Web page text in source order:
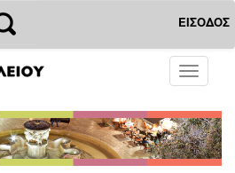
ΕΙΣΟΔΟΣ
Toggle